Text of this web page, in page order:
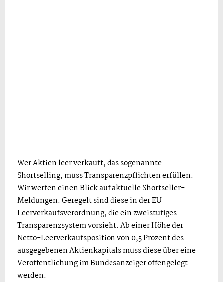
Wer Aktien leer verkauft, das sogenannte
Shortselling, muss Transparenzpflichten erfüllen.
Wir werfen einen Blick auf aktuelle Shortseller-
Meldungen. Geregelt sind diese in der EU-
Leerverkaufsverordnung, die ein zweistufiges
Transparenzsystem vorsieht. Ab einer Höhe der
Netto-Leerverkaufsposition von 0,5 Prozent des
ausgegebenen Aktienkapitals muss diese über eine
Veröffentlichung im Bundesanzeiger offengelegt
werden.